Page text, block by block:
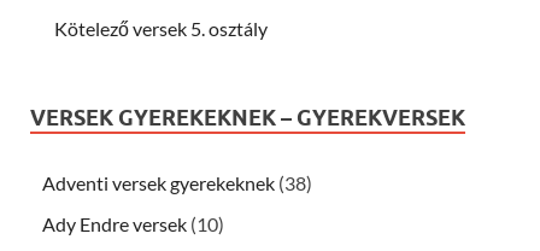
Kötelező versek 5. osztály
VERSEK GYEREKEKNEK – GYEREKVERSEK
Adventi versek gyerekeknek (38)
Ady Endre versek (10)